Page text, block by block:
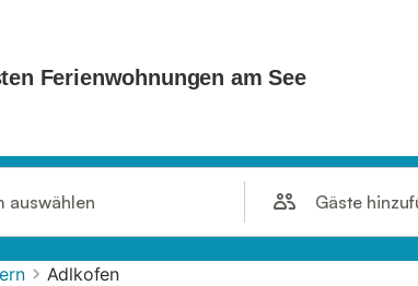
auswählen Gäste
Adlkofen